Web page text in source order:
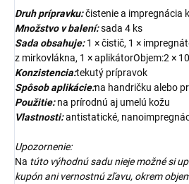
Druh prípravku:čistenie a impregnácia
Množstvo v balení:sada 4 ks
Sada obsahuje:1 × čistič, 1 ×
z mirkovlákna, 1 × aplikátorObjem:2 ×
Konzistencia:tekutý prípravok
Spôsob aplikácie:na handričku alebo
Použitie:na prírodnú aj umelú kožu
Vlastnosti:antistatické,
Upozornenie:
Na túto výhodnú sadu nieje možné si
kupón ani vernostnú zľavu, okrem